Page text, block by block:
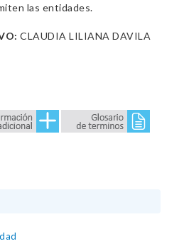
las entidades.
CLAUDIA LILIANA DAVILA